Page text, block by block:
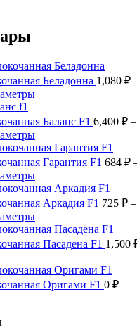
Беладонна 1,080 ₽
Этот
имеет
несколько
вариаций.
Опции
можно
выбрать
на
странице
товара.
Баланс F1 6,400 ₽ –
Этот
товар
имеет
несколько
вариаций.
Опции
можно
выбрать
на
странице
Гарантия F1 684 ₽
Этот
товар
имеет
несколько
вариаций.
Опции
можно
выбрать
на
странице
Аркадия F1 725 ₽ –
Этот
товар
имеет
несколько
вариаций.
Опции
можно
Пасадена F1 1,500
Оригами F1 0 ₽